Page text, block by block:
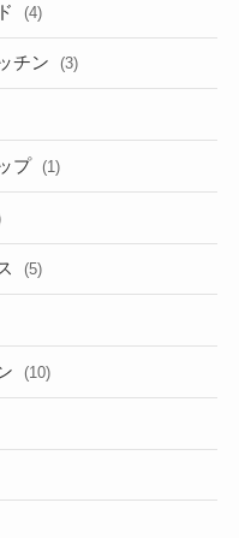
(4)
チン (3)
プ (1)
(5)
(10)